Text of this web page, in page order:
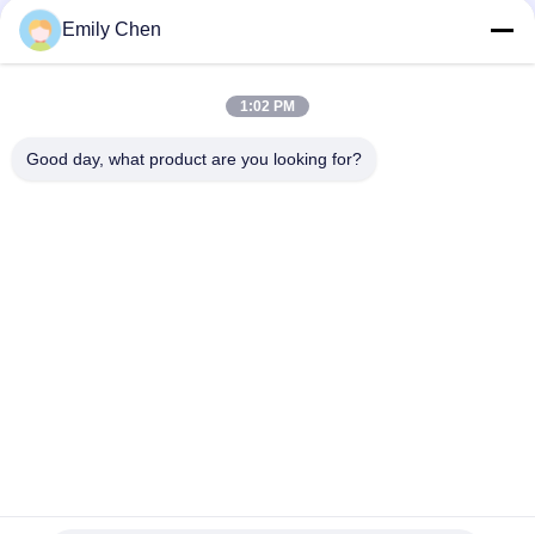
Emily Chen
1:02 PM
Good day, what product are you looking for?